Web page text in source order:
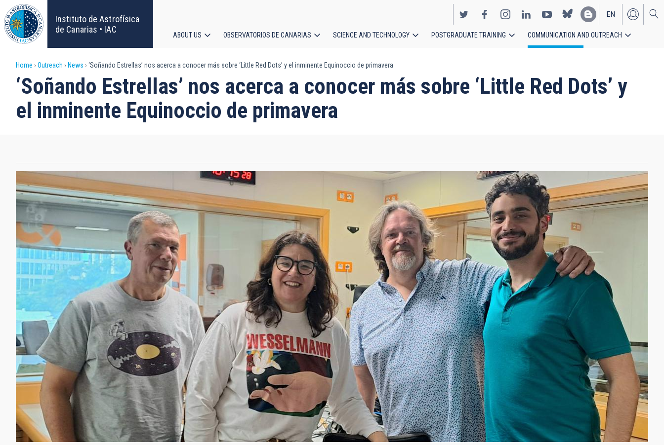
Skip
to
main
content
Instituto de Astrofísica
de Canarias • IAC
EN
ES
navigation
ABOUT US OBSERVATORIOS DE CANARIAS SCIENCE AND TECHNOLOGY POSTGRADUATE TRAINING COMMUNICATION AND OUTREACH
Breadcrumb
Home Outreach News ‘Soñando Estrellas’ nos acerca a conocer más sobre ‘Little Red Dots’ y el inminente Equinoccio de primavera
‘Soñando Estrellas’ nos acerca a conocer más sobre ‘Little Red Dots’ y
el inminente Equinoccio de primavera